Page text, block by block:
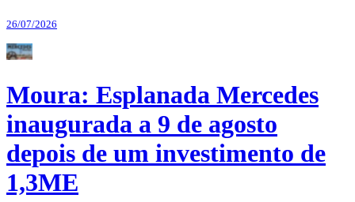
26/07/2026
Moura: Esplanada Mercedes
inaugurada a 9 de agosto
depois de um investimento de
1,3ME